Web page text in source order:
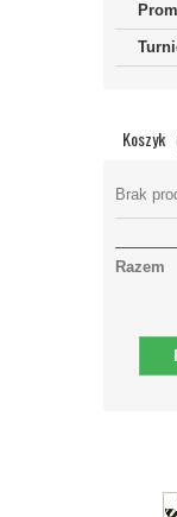
Koszyk
Brak
Razem